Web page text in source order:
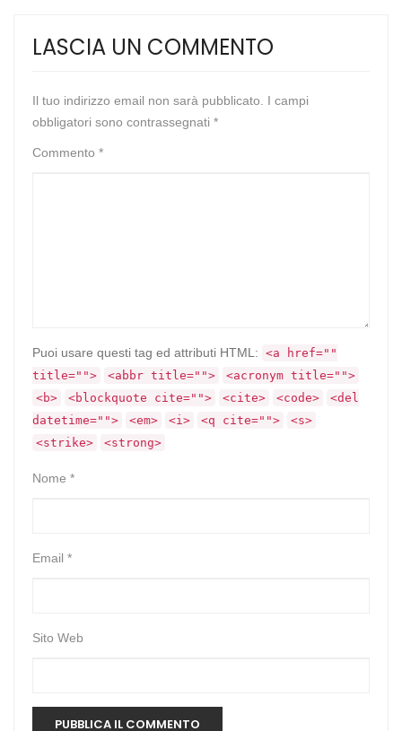
LASCIA UN COMMENTO
Il tuo indirizzo email non sarà pubblicato.
I campi
obbligatori sono contrassegnati *
Commento *
Puoi usare questi tag ed attributi HTML: <a href=""
title="">
<abbr title="">
<acronym title="">
<b>
<blockquote cite=""> <cite> <code>
<del
datetime="">
<em> <i> <q cite="">
<s>
<strike>
<strong>
Nome *
Email *
Sito Web